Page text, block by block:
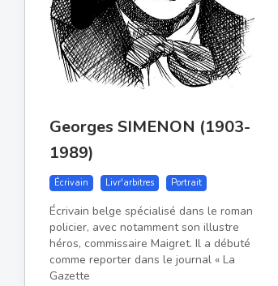
Georges SIMENON (1903-
1989)
Écrivain Livr'arbitres Portrait
Écrivain belge spécialisé dans le roman
policier, avec notamment son illustre
héros, commissaire Maigret. Il a débuté
comme reporter dans le journal « La
Gazette